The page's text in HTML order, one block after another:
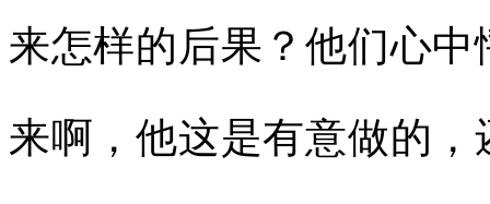
来怎样的后果？他们心
来啊，他这是有意做的